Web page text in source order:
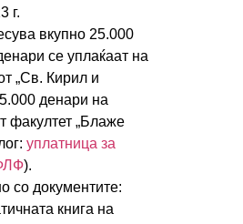
г.
вкупно 25.000
се уплаќаат на
„Св. Кирил и
денари на
факултет „Блаже
уплатница за
).
со документите:
книга на